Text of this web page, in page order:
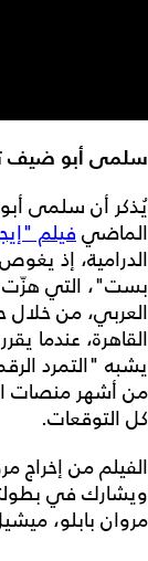
سلمى أبو ضيف
يُذكر أن سلمى
الماضيفيلم
الدرامية، إذ
بست"، التي هزّت
العربي، من خلال
القاهرة، عندما
يشبه "التمرد
من أشهر منصات
كل التوقعات.
الفيلم من إخراج
ويشارك في
مروان بابلو،